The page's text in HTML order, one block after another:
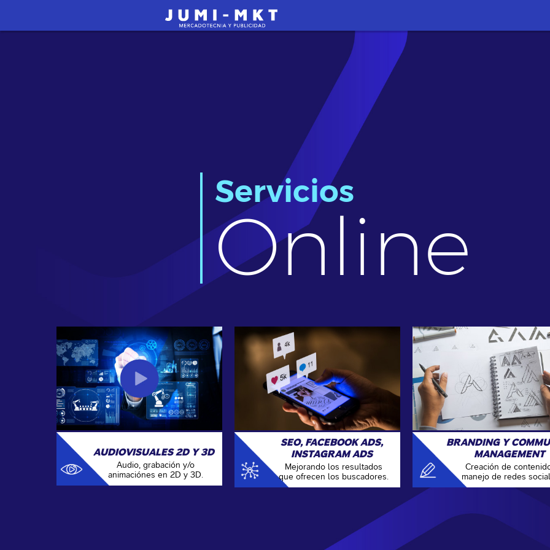
Servicios
Online
AUDIOVISUALES 2D Y 3D
Audio, grabación y/o
animaciónes en 2D y 3D.
SEO, FACEBOOK ADS,
INSTAGRAM ADS
Mejorando los resultados
que ofrecen los buscadores.
BRANDING Y
MANAGEMENT
Creación de
manejo de redes